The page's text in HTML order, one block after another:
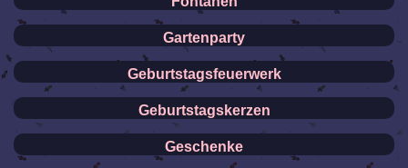
Gartenparty
Geburtstagsfeuerwerk
Geburtstagskerzen
Geschenke